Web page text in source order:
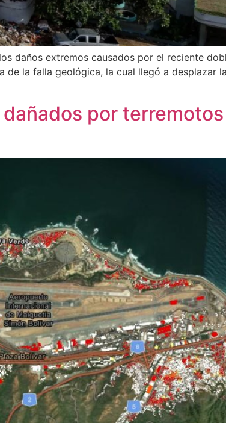
daños extremos causados por el reciente
la falla geológica, la cual llegó a desplazar
por